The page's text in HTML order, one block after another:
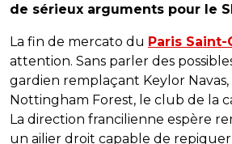
de sérieux arguments pour le
La fin de mercato du Paris
attention. Sans parler des
gardien remplaçant Keylor
Nottingham Forest, le club de la
La direction francilienne espère
un ailier droit capable de